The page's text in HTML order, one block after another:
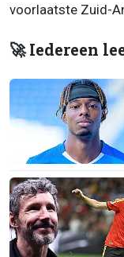
voorlaatste Zuid-
🚀 Iedereen